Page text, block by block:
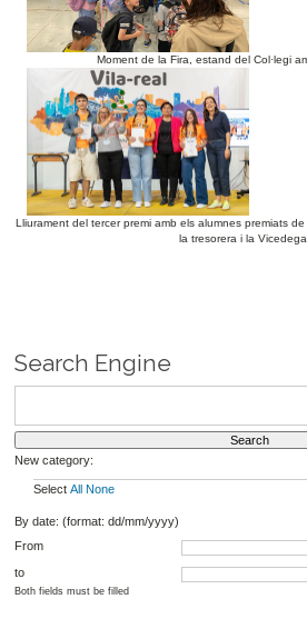
Moment de la Fira, estand del Col·legi
Lliurament del tercer premi amb els alumnes premiats
la tresorera i la
Search Engine
New category:
Select All None
By date: (format: dd/mm/yyyy)
From
to
Both fields must be filled